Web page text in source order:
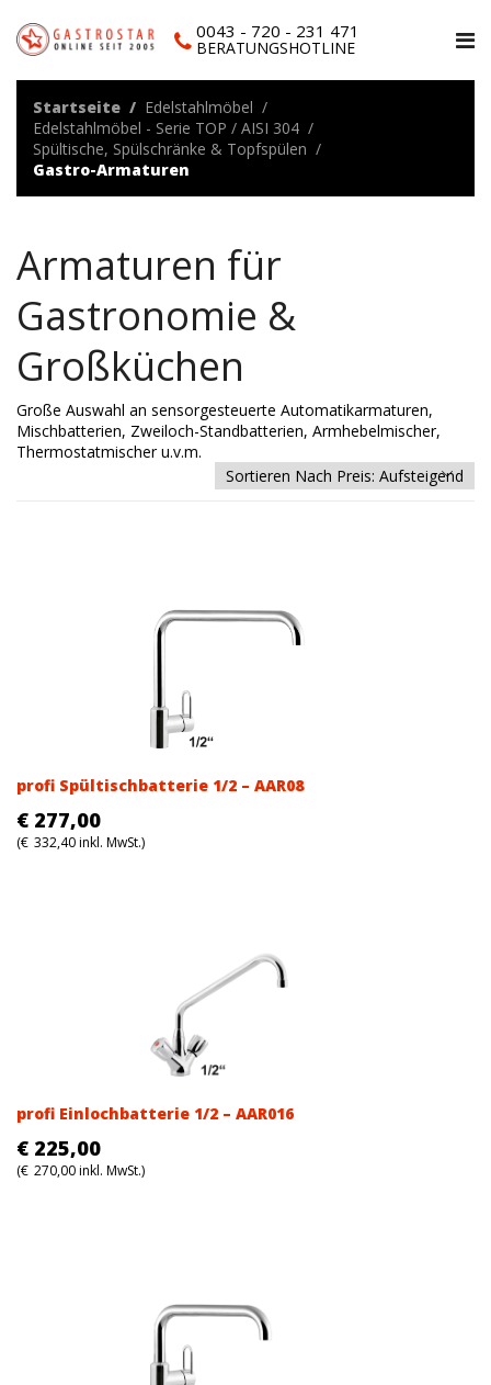
0043 - 720 - 231 471
BERATUNGSHOTLINE
Startseite
Edelstahlmöbel
Edelstahlmöbel - Serie TOP / AISI 304
Spültische, Spülschränke & Topfspülen
Gastro-Armaturen
Armaturen für
Gastronomie &
Großküchen
Große Auswahl an sensorgesteuerte Automatikarmaturen,
Mischbatterien, Zweiloch-Standbatterien, Armhebelmischer,
Thermostatmischer u.v.m.
profi Spültischbatterie 1/2 – AAR08
€ 277,00
(€ 332,40inkl. MwSt.)
profi Einlochbatterie 1/2 – AAR016
€ 225,00
(€ 270,00inkl. MwSt.)